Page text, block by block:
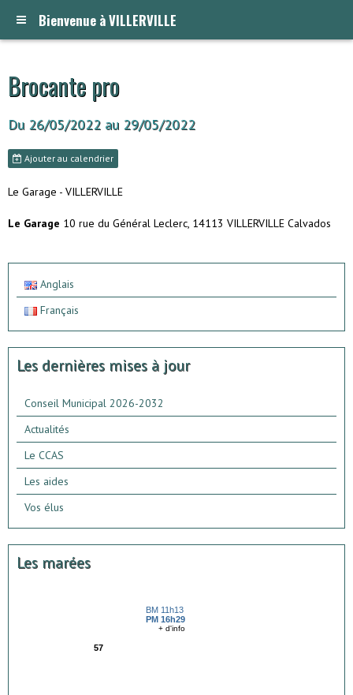
Bienvenue à VILLERVILLE
Brocante pro
Du 26/05/2022 au 29/05/2022
Ajouter au calendrier
Le Garage - VILLERVILLE
Le Garage 10 rue du Général Leclerc, 14113 VILLERVILLE Calvados
Anglais
Français
Les dernières mises à jour
Conseil Municipal 2026-2032
Actualités
Le CCAS
Les aides
Vos élus
Les marées